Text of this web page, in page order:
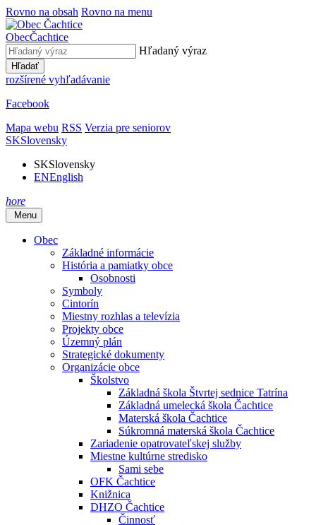
Rovno na obsah Rovno na menu
ObecČachtice
Hľadaný výraz
Hľadať
rozšírené vyhľadávanie
Facebook
Mapa webu RSS Verzia pre seniorov
SKSlovensky
SKSlovensky
ENEnglish
hore
Menu
Obec
Základné informácie
História a pamiatky obce
Osobnosti
Symboly
Cintorín
Miestny rozhlas a televízia
Projekty obce
Územný plán
Strategické dokumenty
Organizácie obce
Školstvo
Základná škola Štvrtej sednice Tatrína
Základná umelecká škola Čachtice
Materská škola Čachtice
Súkromná materská škola Čachtice
Zariadenie opatrovateľskej služby
Miestne kultúrne stredisko
Sami sebe
OFK Čachtice
Knižnica
DHZO Čachtice
Činnosť